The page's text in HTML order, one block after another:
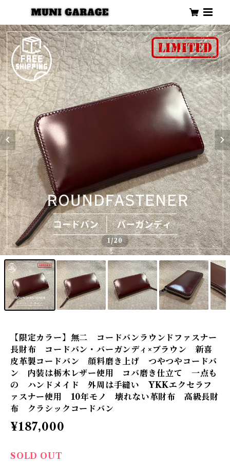
1/20
【限定カラー】無二 コードバンラウンドファスナー
長財布 コードバン・バーガンディ×ブラウン 新喜
皮革製コードバン 顔料磨き上げ つやつやコードバ
ン 内装は栃木レザー使用 コバ磨き仕立て 一点も
の ハンドメイド 外周は手縫い YKKエクセラフ
ァスナー使用 10年モノ 壊れない革財布 高級長財
布 クラシックコードバン
¥187,000
SOLD OUT